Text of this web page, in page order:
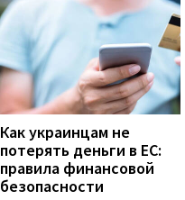
Как украинцам не
потерять деньги в ЕС:
правила финансовой
безопасности